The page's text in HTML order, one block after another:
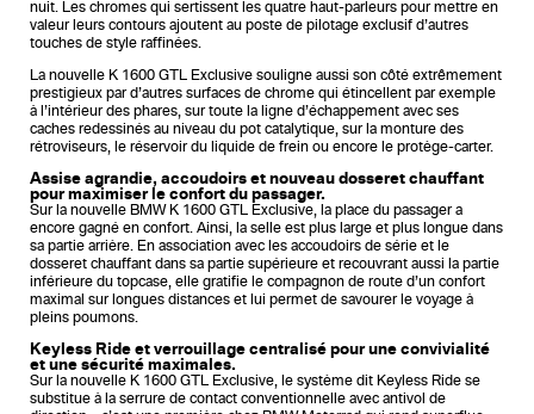
nuit. Les chromes qui sertissent les quatre haut-parleurs pour mettre en
valeur leurs contours ajoutent au poste de pilotage exclusif d’autres
touches de style raffinées.
La nouvelle K 1600 GTL Exclusive souligne aussi son côté extrêmement
prestigieux par d’autres surfaces de chrome qui étincellent par exemple
à l’intérieur des phares, sur toute la ligne d’échappement avec ses
caches redessinés au niveau du pot catalytique, sur la monture des
rétroviseurs, le réservoir du liquide de frein ou encore le protège-carter.
Assise agrandie, accoudoirs et nouveau dosseret chauffant
pour maximiser le confort du passager.
Sur la nouvelle BMW K 1600 GTL Exclusive, la place du passager a
encore gagné en confort. Ainsi, la selle est plus large et plus longue dans
sa partie arrière. En association avec les accoudoirs de série et le
dosseret chauffant dans sa partie supérieure et recouvrant aussi la partie
inférieure du topcase, elle gratifie le compagnon de route d’un confort
maximal sur longues distances et lui permet de savourer le voyage à
pleins poumons.
Keyless Ride et verrouillage centralisé pour une convivialité
et une sécurité maximales.
Sur la nouvelle K 1600 GTL Exclusive, le système dit Keyless Ride se
substitue à la serrure de contact conventionnelle avec antivol de